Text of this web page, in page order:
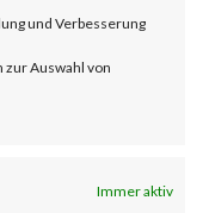
und Verbesserung
Auswahl von
Immer aktiv
variety
sending
– upload,